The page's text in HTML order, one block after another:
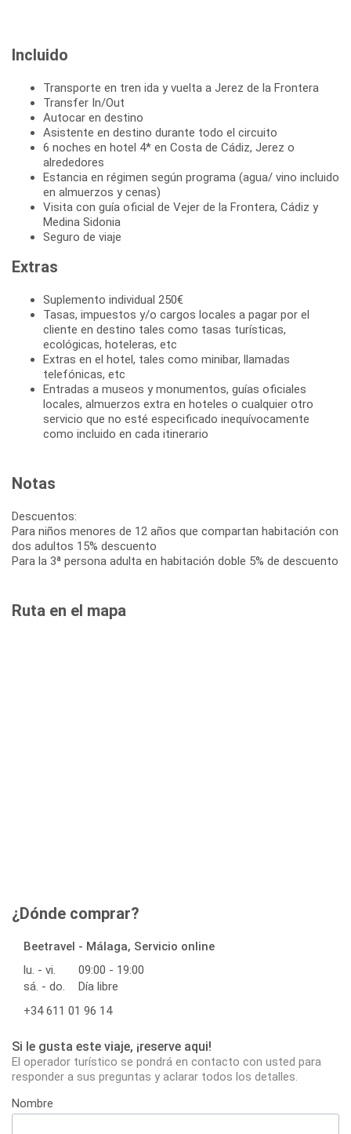
Incluido
Transporte en tren ida y vuelta a Jerez de la Frontera
Transfer In/Out
Autocar en destino
Asistente en destino durante todo el circuito
6 noches en hotel 4* en Costa de Cádiz, Jerez o
alrededores
Estancia en régimen según programa (agua/ vino incluido
en almuerzos y cenas)
Visita con guía oficial de Vejer de la Frontera, Cádiz y
Medina Sidonia
Seguro de viaje
Extras
Suplemento individual 250€
Tasas, impuestos y/o cargos locales a pagar por el
cliente en destino tales como tasas turísticas,
ecológicas, hoteleras, etc
Extras en el hotel, tales como minibar, llamadas
telefónicas, etc
Entradas a museos y monumentos, guías oficiales
locales, almuerzos extra en hoteles o cualquier otro
servicio que no esté especificado inequívocamente
como incluido en cada itinerario
Notas
Descuentos:
Para niños menores de 12 años que compartan habitación con
dos adultos 15% descuento
Para la 3ª persona adulta en habitación doble 5% de descuento
Ruta en el mapa
¿Dónde comprar?
Beetravel - Málaga, Servicio online
lu. - vi.
09:00 - 19:00
sá. - do.
Día libre
+34 611 01 96 14
Si le gusta este viaje, ¡reserve aqui!
El operador turístico se pondrá en contacto con usted para
responder a sus preguntas y aclarar todos los detalles.
Nombre